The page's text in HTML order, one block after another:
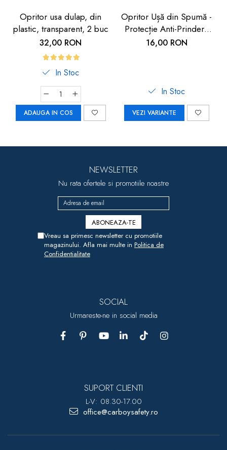
Opritor usa dulap, din
plastic, transparent, 2 buc
32,00 RON
In Stoc
ADAUGA IN COS
Opritor Ușă din Spumă -
Protecție Anti-Prindere
Degete pentru Copii |
16,00 RON
In Stoc
VEZI VARIANTE
NEWSLETTER
Nu rata ofertele si promotiile noastre
Vreau sa primesc newsletter cu promotiile
magazinului. Afla mai multe in Politica de
Confidentialitate
SOCIAL
Urmareste-ne in social media
SUPORT CLIENTI
L-V: 08.30-17.00
office@carboysafety.ro